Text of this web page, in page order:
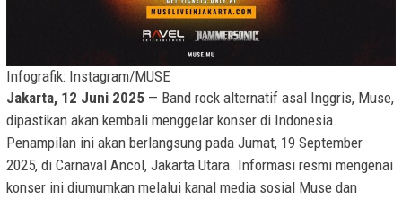
Infografik: Instagram/MUSE
Jakarta, 12 Juni 2025 — Band rock alternatif asal Inggris, Muse,
dipastikan akan kembali menggelar konser di Indonesia.
Penampilan ini akan berlangsung pada Jumat, 19 September
2025, di Carnaval Ancol, Jakarta Utara. Informasi resmi mengenai
konser ini diumumkan melalui kanal media sosial Muse dan